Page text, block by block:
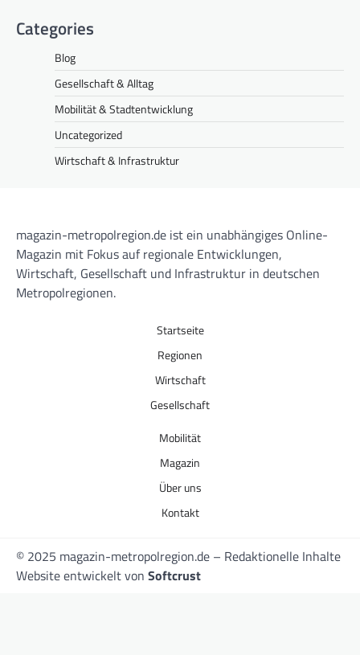
Categories
Blog
Gesellschaft & Alltag
Mobilität & Stadtentwicklung
Uncategorized
Wirtschaft & Infrastruktur
magazin-metropolregion.de ist ein unabhängiges Online-
Magazin mit Fokus auf regionale Entwicklungen,
Wirtschaft, Gesellschaft und Infrastruktur in deutschen
Metropolregionen.
Startseite
Regionen
Wirtschaft
Gesellschaft
Mobilität
Magazin
Über uns
Kontakt
© 2025 magazin-metropolregion.de – Redaktionelle Inhalte
Website entwickelt von Softcrust